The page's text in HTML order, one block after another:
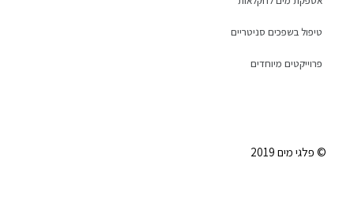
טיפול בשפכים סניטריים
פרוייקטים מיוחדים
© פלגי מים 2019